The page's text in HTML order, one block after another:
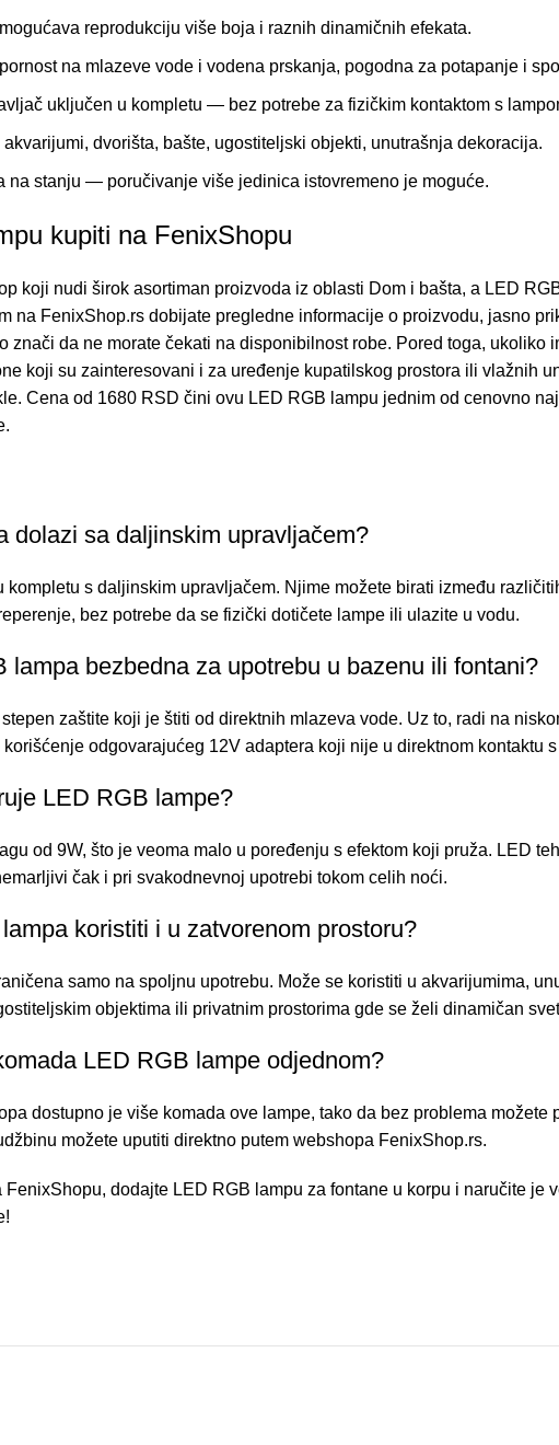
reprodukciju više boja i raznih dinamičnih efekata.
na mlazeve vode i vodena prskanja, pogodna za potapanje i
uključen u kompletu — bez potrebe za fizičkim kontaktom s
akvarijumi, dvorišta, bašte, ugostiteljski objekti, unutrašnja dekoracija.
na stanju — poručivanje više jedinica istovremeno je moguće.
kupiti na FenixShopu
koji nudi širok asortiman proizvoda iz oblasti Dom i bašta, a LED
na FenixShop.rs dobijate pregledne informacije o proizvodu, jasno
znači da ne morate čekati na disponibilnost robe. Pored toga,
koji su zainteresovani i za uređenje kupatilskog prostora ili vlažnih
Cena od 1680 RSD čini ovu LED RGB lampu jednim od cenovno
dolazi sa daljinskim upravljačem?
kompletu s daljinskim upravljačem. Njime možete birati između
bez potrebe da se fizički dotičete lampe ili ulazite u vodu.
lampa bezbedna za upotrebu u bazenu ili fontani?
zaštite koji je štiti od direktnih mlazeva vode. Uz to, radi na
odgovarajućeg 12V adaptera koji nije u direktnom kontaktu
LED RGB lampe?
od 9W, što je veoma malo u poređenju s efektom koji pruža. LED
čak i pri svakodnevnoj upotrebi tokom celih noći.
koristiti i u zatvorenom prostoru?
samo na spoljnu upotrebu. Može se koristiti u akvarijumima,
objektima ili privatnim prostorima gde se želi dinamičan
LED RGB lampe odjednom?
dostupno je više komada ove lampe, tako da bez problema
možete uputiti direktno putem webshopa FenixShop.rs.
FenixShopu, dodajte LED RGB lampu za fontane u korpu i naručite